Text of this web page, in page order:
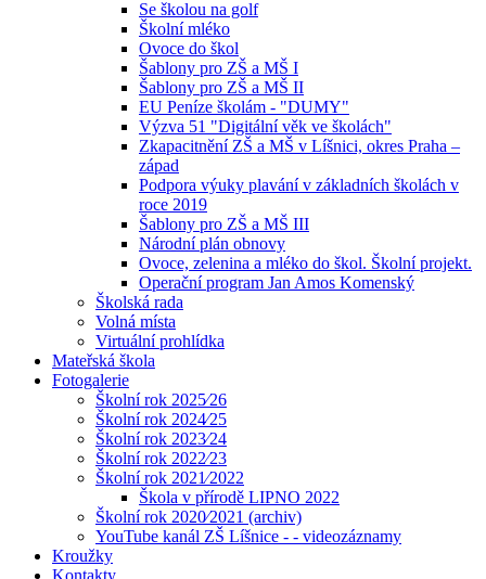
Se školou na golf
Školní mléko
Ovoce do škol
Šablony pro ZŠ a MŠ I
Šablony pro ZŠ a MŠ II
EU Peníze školám - "DUMY"
Výzva 51 "Digitální věk ve školách"
Zkapacitnění ZŠ a MŠ v Líšnici, okres Praha –
západ
Podpora výuky plavání v základních školách v
roce 2019
Šablony pro ZŠ a MŠ III
Národní plán obnovy
Ovoce, zelenina a mléko do škol. Školní projekt.
Operační program Jan Amos Komenský
Školská rada
Volná místa
Virtuální prohlídka
Mateřská škola
Fotogalerie
Školní rok 2025⁄26
Školní rok 2024⁄25
Školní rok 2023⁄24
Školní rok 2022⁄23
Školní rok 2021⁄2022
Škola v přírodě LIPNO 2022
Školní rok 2020⁄2021 (archiv)
YouTube kanál ZŠ Líšnice - - videozáznamy
Kroužky
Kontakty